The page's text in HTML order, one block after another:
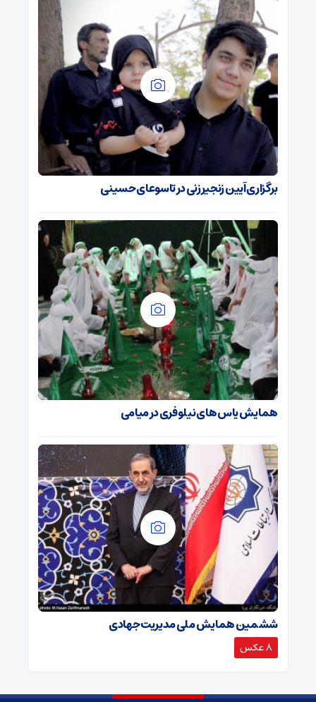
برگزاری آیین زنجیرزنی در تاسوعای حسینی
همایش یاس های نیلوفری در میامی
ششمین همایش ملی مدیریت جهادی
8 عکس